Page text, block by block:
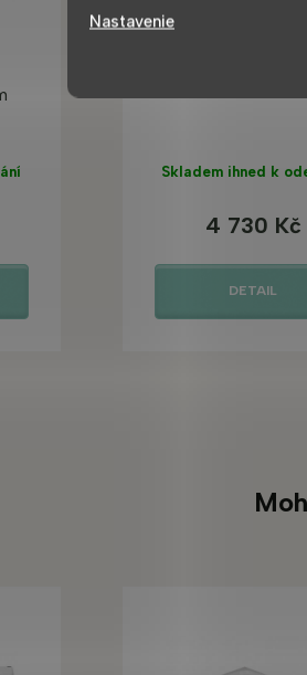
Nastavenie
Skladem ihned k
4 730 Kč
DETAIL